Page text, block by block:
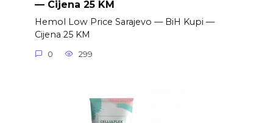
— Cijena 25 KM
Hemol Low Price Sarajevo — BiH Kupi —
Cijena 25 KM
0 299